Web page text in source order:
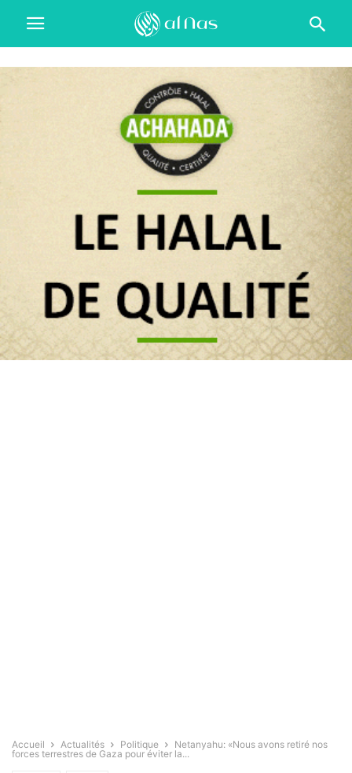
Accueil Actualités Politique
Netanyahu: «Nous avons retiré nos
forces terrestres de Gaza pour éviter la...